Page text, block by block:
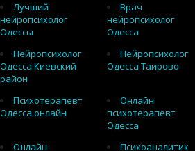
Лучший
нейропсихолог
Одессы
Врач
нейропсихолог
Одесса
Нейропсихолог
Одесса Киевский
район
Нейропсихолог
Одесса Таирово
Психотерапевт
Одесса онлайн
Онлайн
психотерапевт
Одесса
Онлайн
Психоаналитик